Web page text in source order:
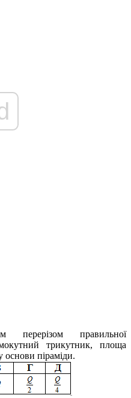
перерізом правильної
трикутник, площа
піраміди.